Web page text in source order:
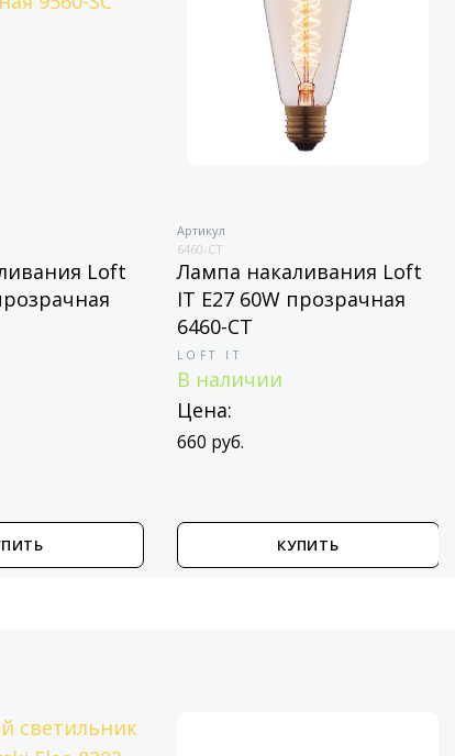
Loft
Артикул
6460-CT
Лампа накаливания Loft
IT E27 60W прозрачная
6460-CT
LOFT IT
В наличии
Цена:
660 руб.
КУПИТЬ